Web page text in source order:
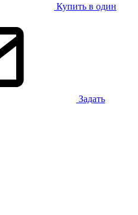
Купить в один
Задать